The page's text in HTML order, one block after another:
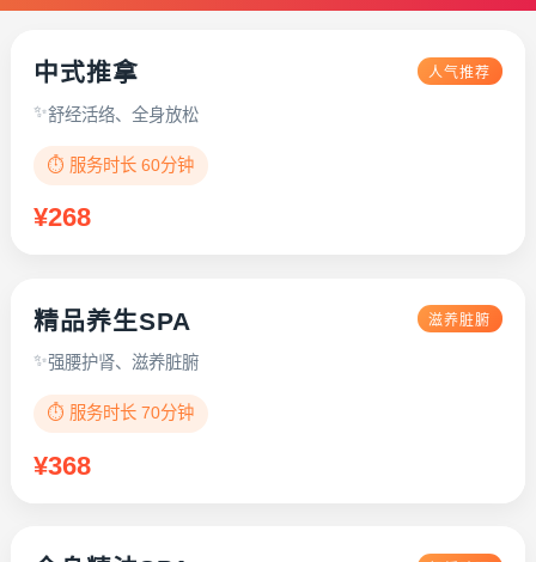
中式推拿 人气推荐
舒经活络、全身放松
⏱️ 服务时长 60分钟
¥268
精品养生SPA 滋养脏腑
强腰护肾、滋养脏腑
⏱️ 服务时长 70分钟
¥368